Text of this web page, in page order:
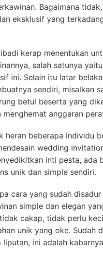
Bagaimana
eksklusif yang
kerap menentukan
salah satunya
ini. Selain itu latar
sendiri, misalkan
betul beserta yang
menghemat anggaran
heran beberapa individu
wedding
inti pesta, ada
unik dan simple sendiri.
cara yang sudah
simple dan elegan
cakap, tidak perlu
unik yang oke. Sudah
liputan, ini adalah